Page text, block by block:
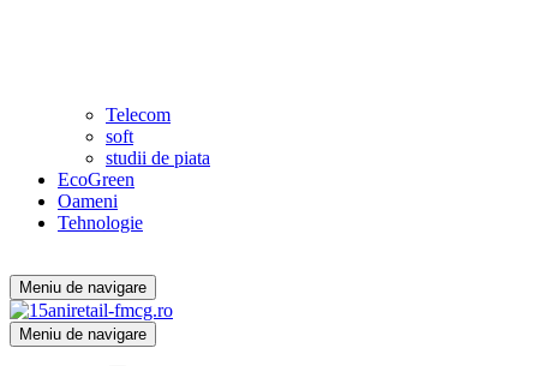
Telecom
soft
studii de piata
EcoGreen
Oameni
Tehnologie
Meniu de navigare
Meniu de navigare